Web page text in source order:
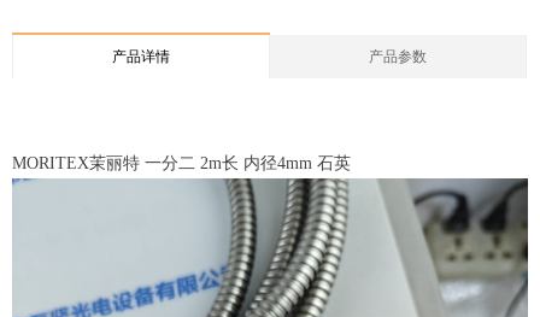
产品详情 产品参数
MORITEX茉丽特 一分二 2m长 内径4mm 石英